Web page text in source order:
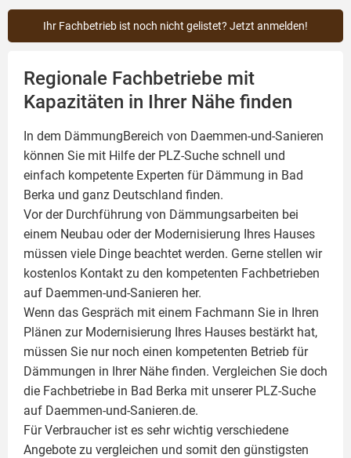
Ihr Fachbetrieb ist noch nicht gelistet? Jetzt anmelden!
Regionale Fachbetriebe mit
Kapazitäten in Ihrer Nähe finden
In dem DämmungBereich von Daemmen-und-Sanieren
können Sie mit Hilfe der PLZ-Suche schnell und
einfach kompetente Experten für Dämmung in Bad
Berka und ganz Deutschland finden.
Vor der Durchführung von Dämmungsarbeiten bei
einem Neubau oder der Modernisierung Ihres Hauses
müssen viele Dinge beachtet werden. Gerne stellen wir
kostenlos Kontakt zu den kompetenten Fachbetrieben
auf Daemmen-und-Sanieren her.
Wenn das Gespräch mit einem Fachmann Sie in Ihren
Plänen zur Modernisierung Ihres Hauses bestärkt hat,
müssen Sie nur noch einen kompetenten Betrieb für
Dämmungen in Ihrer Nähe finden. Vergleichen Sie doch
die Fachbetriebe in Bad Berka mit unserer PLZ-Suche
auf Daemmen-und-Sanieren.de.
Für Verbraucher ist es sehr wichtig verschiedene
Angebote zu vergleichen und somit den günstigsten